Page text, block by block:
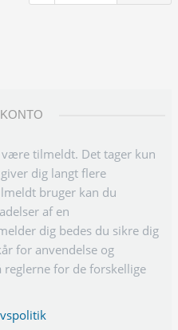
tilmeldt. Det tager kun
dig langt flere
bruger kan du
af en
dig bedes du sikre dig
for anvendelse og
for de forskellige